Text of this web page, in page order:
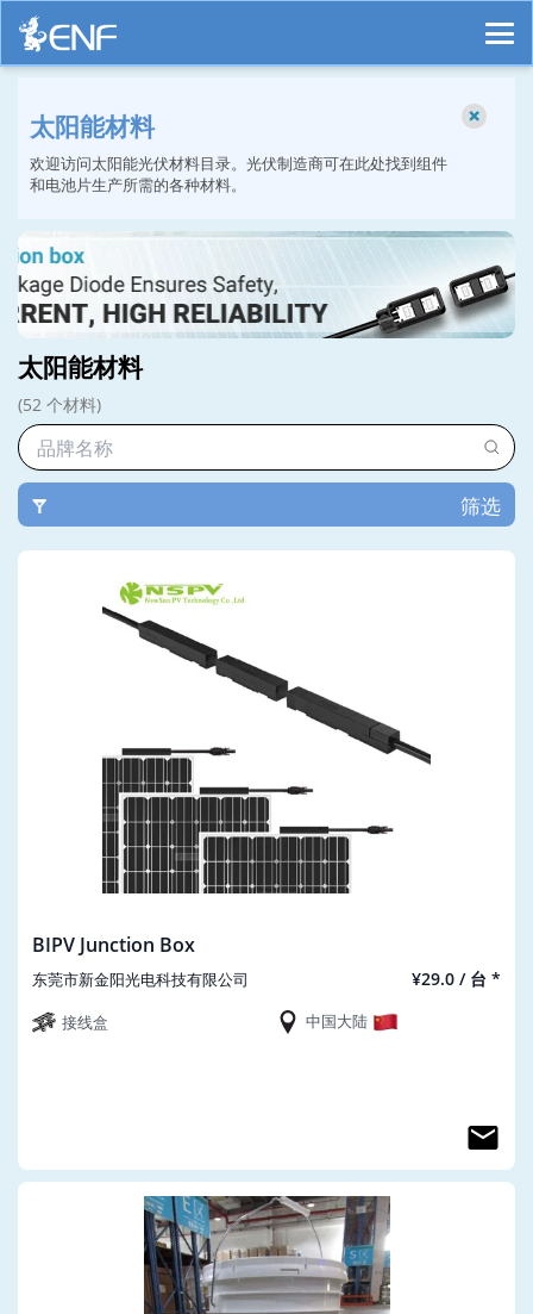
太阳能材料
欢迎访问太阳能光伏材料目录。光伏制造商可在此处找到组件
和电池片生产所需的各种材料。
太阳能材料
(52 个材料)
筛选
BIPV Junction Box
东莞市新金阳光电科技有限公司 ¥29.0 / 台 *
接线盒 中国大陆